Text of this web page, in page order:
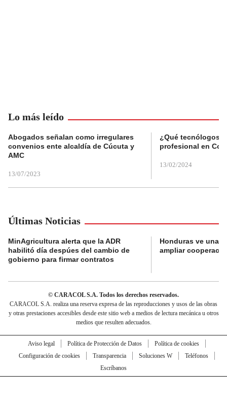
Lo más leído
Abogados señalan como irregulares
convenios ente alcaldía de Cúcuta y
AMC
13/07/2023
¿Qué tecnólogos
profesional en
13/02/2024
Últimas Noticias
MinAgricultura alerta que la ADR
habilitó día despúes del cambio de
gobierno para firmar contratos
Honduras ve una
ampliar
© CARACOL S.A. Todos los derechos reservados.
CARACOL S.A. realiza una reserva expresa de las reproducciones y usos de las obras
y otras prestaciones accesibles desde este sitio web a medios de lectura mecánica u otros
medios que resulten adecuados.
Aviso legal Política de Protección de Datos
Política de cookies
Configuración de cookies
Transparencia Soluciones W
Teléfonos
Escríbanos